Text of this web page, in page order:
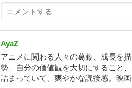
AyaZ
アニメに関わる人々の葛藤、成長を
勢、自分の価値観を大切にすること
詰まっていて、爽やかな読後感。映